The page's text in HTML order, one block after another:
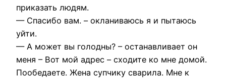
приказать людям.
— Спасибо вам. – окланиваюсь я и пытаюсь
уйти.
— А может вы голодны? – останавливает он
меня – Вот мой адрес – сходите ко мне домой.
Пообедаете. Жена супчику сварила. Мне к